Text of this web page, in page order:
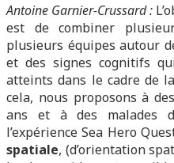
Antoine Garnier-Crussard :
est de combiner
plusieurs équipes autour
et des signes cognitifs
atteints dans le cadre de la
cela, nous proposons à
ans et à des malades
l’expérience Sea Hero
spatiale, (d’orientation